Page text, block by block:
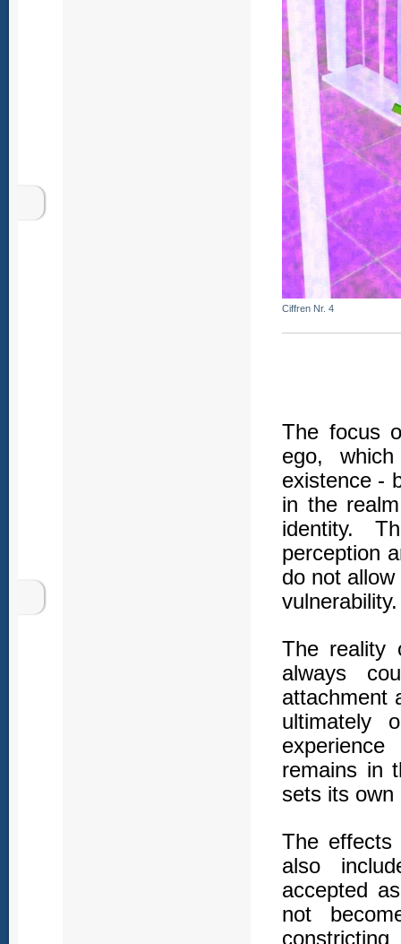
Ciffren Nr. 4
The focus
ego,
existence -
in the
identity.
perception
do not
vulnerability.
The reality
always
attachment
ultimately
remains in
sets its own
The
also
accepted
not